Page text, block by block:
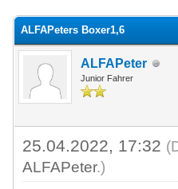
ALFAPeters Boxer1,6
ALFAPeter
Junior Fahrer
25.04.2022, 17:32
ALFAPeter.)